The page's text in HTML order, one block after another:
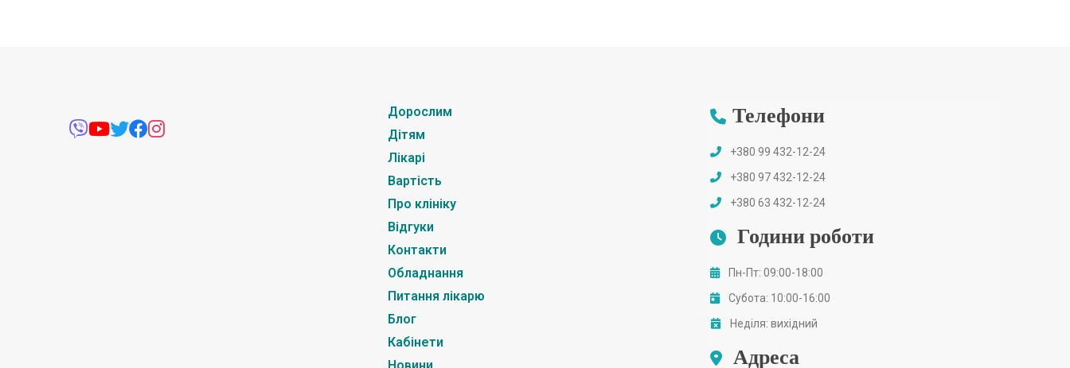
Дорослим
Дітям
Лікарі
Вартість
Про клініку
Відгуки
Контакти
Обладнання
Питання лікарю
Блог
Кабінети
Телефони
+380 99 432-12-24
+380 97 432-12-24
+380 63 432-12-24
Години роботи
Пн-Пт: 09:00-18:00
Субота: 10:00-16:00
Неділя: вихідний
Адреса